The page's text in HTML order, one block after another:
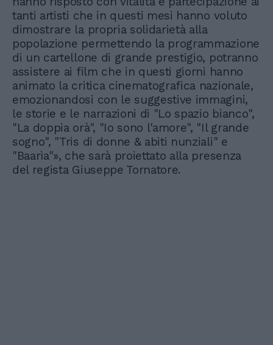
tanti artisti che in questi mesi hanno voluto
dimostrare la propria solidarietà alla
popolazione permettendo la programmazione
di un cartellone di grande prestigio, potranno
assistere ai film che in questi giorni hanno
animato la critica cinematografica nazionale,
emozionandosi con le suggestive immagini,
le storie e le narrazioni di "Lo spazio bianco",
"La doppia orà", "Io sono l'amore", "Il grande
sogno", "Tris di donne & abiti nunziali" e
"Baarìa"», che sarà proiettato alla presenza
del regista Giuseppe Tornatore.